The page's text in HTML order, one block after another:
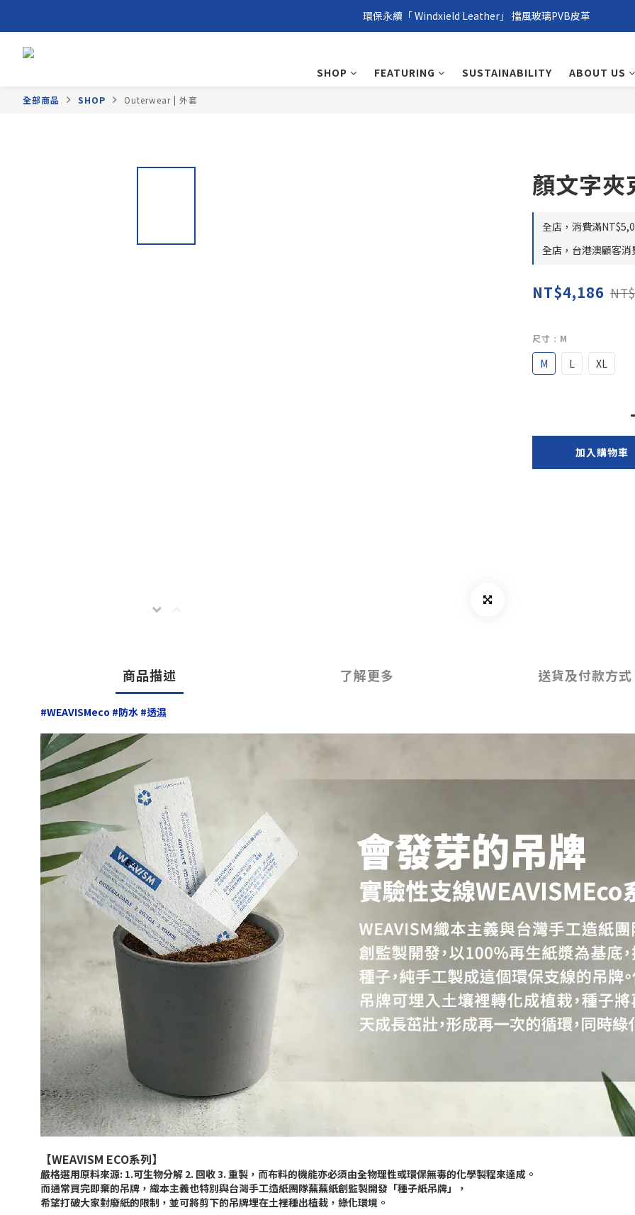
環保永續「 Windxield Leather」 擋風玻璃PVB皮革
台港澳消費滿NT$1,000免運，其他地區NT$5,000NT免運
SHOP
FEATURING SUSTAINABILITY ABOUT US
全部商品 SHOP Outerwear | 外套
顏文字夾
全店，消費滿
全店，台港澳顧客
NT$4,186
尺寸 : M
M L XL
加入購物車
商品描述 了解更多 送貨及付款方式
#WEAVISMeco #防水 #透濕
【WEAVISM ECO系列】
嚴格選用原料來源: 1.可生物分解 2. 回收 3. 重製，而布料的機能亦必須由全物理性或環保無毒的化學製程來達成。
而通常買完即棄的吊牌，織本主義也特別與台灣手工造紙團隊蕪蕪紙創監製開發「種子紙吊牌」，
希望打破大家對廢紙的限制，並可將剪下的吊牌埋在土裡種出植栽，綠化環境。